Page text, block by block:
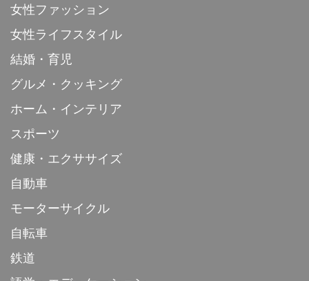
女性ファッション
女性ライフスタイル
結婚・育児
グルメ・クッキング
ホーム・インテリア
スポーツ
健康・エクササイズ
自動車
モーターサイクル
自転車
鉄道